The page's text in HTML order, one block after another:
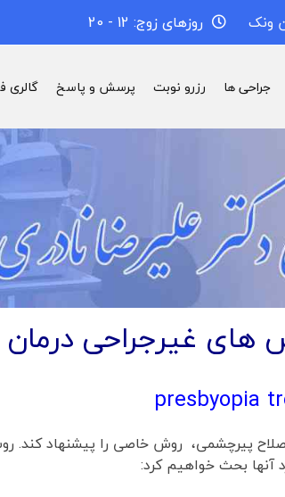
ونک روزهای زوج: 12 - 20
جراحی ها رزرو نوبت پرسش و پاسخ
های غیرجراحی
پیرچشمی، روش خاصی را پیشنهاد کند.
آنها بحث خواهیم کرد: